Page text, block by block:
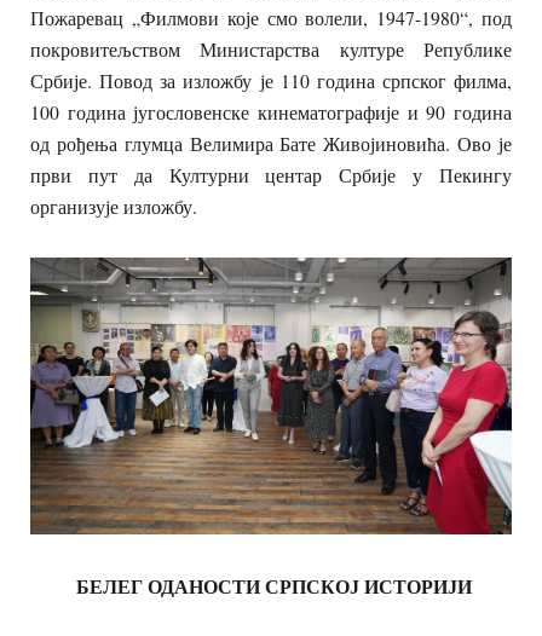
Пожаревац „Филмови које смо волели, 1947-1980“, под
покровитељством Министарства културе Републике
Србије. Повод за изложбу је 110 година српског филма,
100 година југословенске кинематографије и 90 година
од рођења глумца Велимира Бате Живојиновића. Ово је
први пут да Културни центар Србије у Пекингу
организује изложбу.
БЕЛЕГ ОДАНОСТИ СРПСКОЈ ИСТОРИЈИ